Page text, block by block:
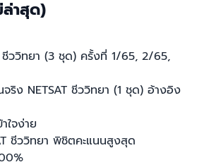
ล่าสุด)
ชีววิทยา (3 ชุด) ครั้งที่ 1/65, 2/65,
จริง NETSAT ชีววิทยา (1 ชุด) อ้างอิง
ใจง่าย
ชีววิทยา พิชิตคะแนนสูงสุด